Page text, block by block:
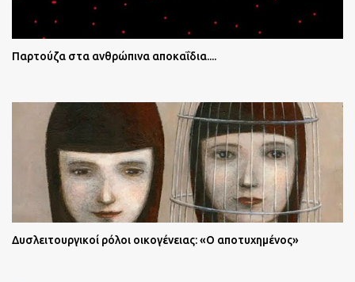
Παρτούζα στα ανθρώπινα αποκαΐδια....
Δυσλειτουργικοί ρόλοι οικογένειας: «Ο αποτυχημένος»